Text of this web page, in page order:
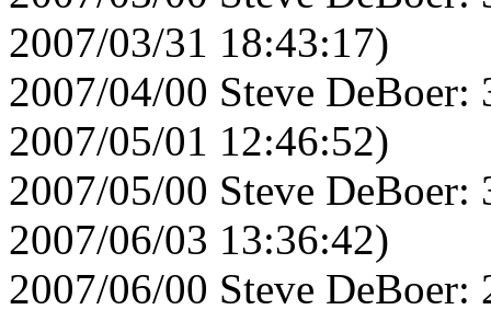
2007/03/31 18:43:17)
2007/04/00 Steve
2007/05/01 12:46:52)
2007/05/00 Steve
2007/06/03 13:36:42)
2007/06/00 Steve